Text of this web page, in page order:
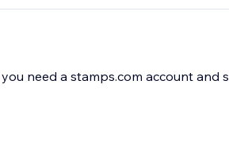
need a stamps.com account and